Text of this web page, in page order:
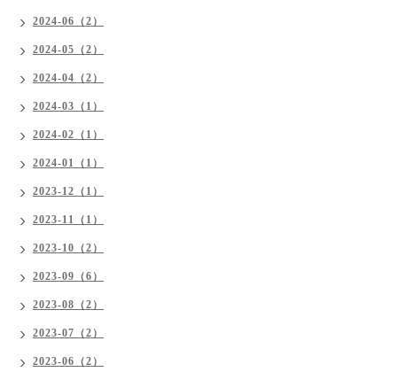
2024-06（2）
2024-05（2）
2024-04（2）
2024-03（1）
2024-02（1）
2024-01（1）
2023-12（1）
2023-11（1）
2023-10（2）
2023-09（6）
2023-08（2）
2023-07（2）
2023-06（2）